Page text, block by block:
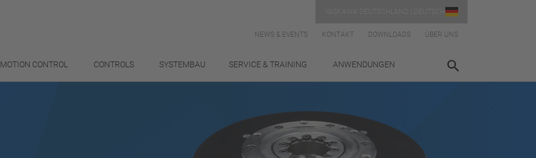
NEWS & EVENTS KONTAKT DOWNLOADS ÜBER UNS
MOTION CONTROL CONTROLS SYSTEMBAU SERVICE & TRAINING ANWENDUNGEN